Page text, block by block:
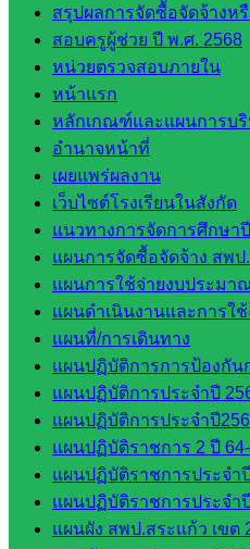
สรุปผลการจัดซื้อจัดจ้างห
สอบครูผู้ช่วย ปี พ.ศ. 2568
หน่วยตรวจสอบภายใน
หน้าแรก
หลักเกณฑ์และแผนการบ
อำนาจหน้าที่
เผยแพร่ผลงาน
เว็บไซต์โรงเรียนในสังกัด
แนวทางการจัดการศึกษา
แผนการจัดซื้อจัดจ้าง สพป
แผนการใช้จ่ายงบประมา
แผนดำเนินงานและการใ
แผนที่/การเดินทาง
แผนปฏิบัติการการป้องกัน
แผนปฏิบัติการประจำปี
แผนปฏิบัติการประจำปี
แผนปฏิบัติราชการ 2 ปี
แผนปฏิบัติราชการประจำ
แผนปฏิบัติราชการประจำ
แผนผัง สพป.สระแก้ว เขต
ศึกษา
กลุ่ม
บริหาร
งาน
บุคคล
กลุ่ม
พัฒนาครู
และบุ
คลากรฯ
กลุ่มนิ
เทศ
ติดตาม
และประ
เมินผลฯ
::: ©2021 sakarea2.go.th. All
TEAM :::
สอบถามได้นะคะ